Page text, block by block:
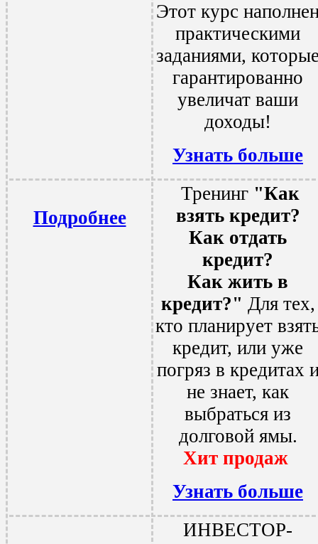
Этот курс
практическими
заданиями,
гарантированно
увеличат ваши
доходы!
Узнать больше
Подробнее
Тренинг "Как
взять кредит?
Как отдать
кредит?
Как жить в
кредит?" Для тех,
кто планирует
кредит, или уже
погряз в кредитах
не знает, как
выбраться из
долговой ямы.
Хит продаж
Узнать больше
ИНВЕСТОР-